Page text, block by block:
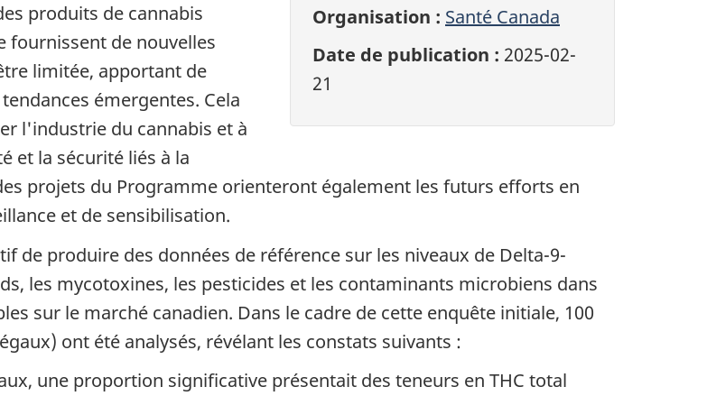
Organisation : Santé Canada
Date de publication : 2025-02-
21
produits de cannabis
fournissent de nouvelles
limitée, apportant de
émergentes. Cela
l'industrie du cannabis et à
et la sécurité liés à la
projets du Programme orienteront également les futurs efforts en
et de sensibilisation.
de produire des données de référence sur les niveaux de Delta-9-
les mycotoxines, les pesticides et les contaminants microbiens dans
sur le marché canadien. Dans le cadre de cette enquête initiale, 100
ont été analysés, révélant les constats suivants :
une proportion significative présentait des teneurs en THC total